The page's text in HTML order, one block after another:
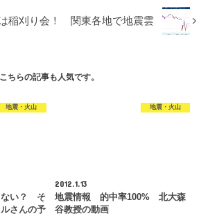
稲刈り会！ 関東各地で地震雲
こちらの記事も人気です。
地震・火山
ない？ そ
さんの予
地震・火山
2012.1.13
地震情報 的中率100% 北大森
谷教授の動画